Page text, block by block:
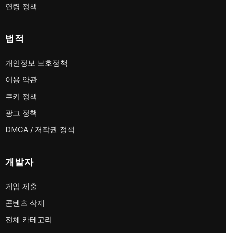
연령 정책
법적
개인정보 보호정책
이용 약관
쿠키 정책
광고 정책
DMCA / 저작권 정책
개발자
게임 제출
콘텐츠 삭제
전체 카테고리